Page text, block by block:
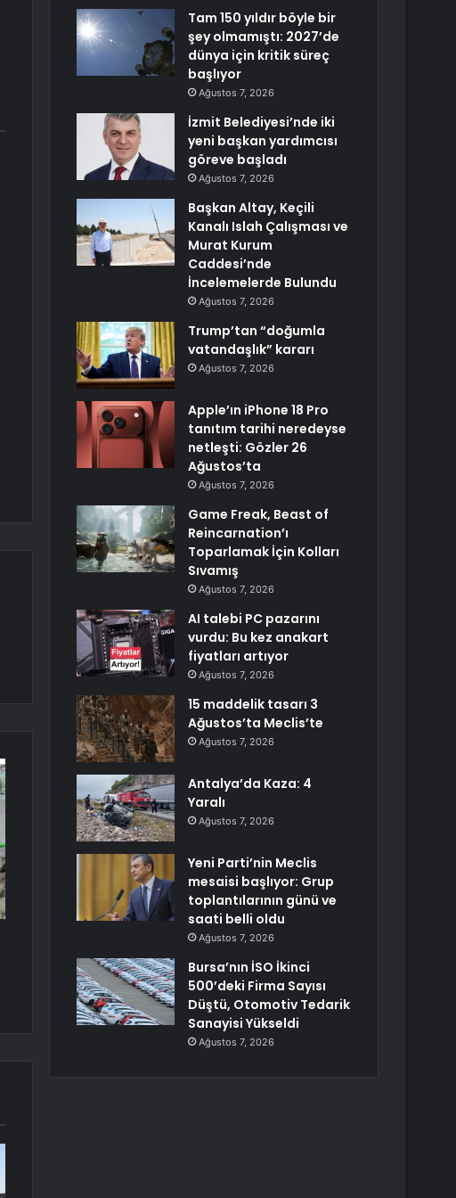
Tam 150 yıldır böyle bir
şey olmamıştı: 2027’de
dünya için kritik süreç
başlıyor
Ağustos 7, 2026
İzmit Belediyesi’nde iki
yeni başkan yardımcısı
göreve başladı
Ağustos 7, 2026
Başkan Altay, Keçili
Kanalı Islah Çalışması ve
Murat Kurum
Caddesi’nde
İncelemelerde Bulundu
Ağustos 7, 2026
Trump’tan “doğumla
vatandaşlık” kararı
Ağustos 7, 2026
Apple’ın iPhone 18 Pro
tanıtım tarihi neredeyse
netleşti: Gözler 26
Ağustos’ta
Ağustos 7, 2026
Game Freak, Beast of
Reincarnation’ı
Toparlamak İçin Kolları
Sıvamış
Ağustos 7, 2026
AI talebi PC pazarını
vurdu: Bu kez anakart
fiyatları artıyor
Ağustos 7, 2026
15 maddelik tasarı 3
Ağustos’ta Meclis’te
Ağustos 7, 2026
Antalya’da Kaza: 4
Yaralı
Ağustos 7, 2026
Yeni Parti’nin Meclis
mesaisi başlıyor: Grup
toplantılarının günü ve
saati belli oldu
Ağustos 7, 2026
Bursa’nın İSO İkinci
500’deki Firma Sayısı
Düştü, Otomotiv Tedarik
Sanayisi Yükseldi
Ağustos 7, 2026